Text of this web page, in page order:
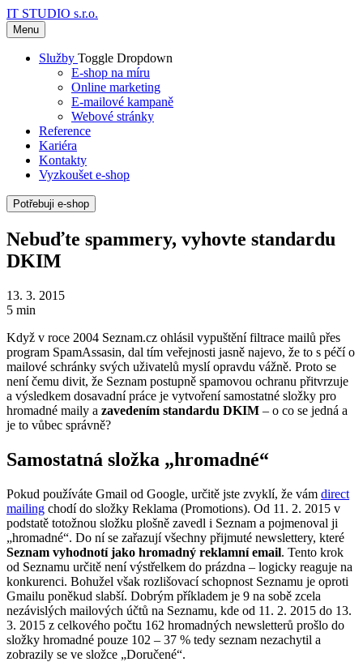
IT STUDIO s.r.o.
Menu
Služby Toggle Dropdown
E-shop na míru
Online marketing
E-mailové kampaně
Webové stránky
Reference
Kariéra
Kontakty
Vyzkoušet e-shop
Potřebuji e-shop
Nebuďte spammery, vyhovte standardu
DKIM
13. 3. 2015
5 min
Když v roce 2004 Seznam.cz ohlásil vypuštění filtrace mailů přes
program SpamAssasin, dal tím veřejnosti jasně najevo, že to s péčí o
mailové schránky svých uživatelů myslí opravdu vážně. Proto se
není čemu divit, že Seznam postupně spamovou ochranu přitvrzuje
a výsledkem dosavadní práce je vytvoření samostatné složky pro
hromadné maily a zavedením standardu DKIM – o co se jedná a
je to vůbec správně?
Samostatná složka „hromadné“
Pokud používáte Gmail od Google, určitě jste zvyklí, že vám direct
mailing chodí do složky Reklama (Promotions). Od 11. 2. 2015 v
podstatě totožnou složku plošně zavedl i Seznam a pojmenoval ji
„hromadné“. Do ní se zařazují všechny přijmuté newslettery, které
Seznam vyhodnotí jako hromadný reklamní email. Tento krok
od Seznamu určitě není výstřelkem do prázdna – logicky reaguje na
konkurenci. Bohužel však rozlišovací schopnost Seznamu je oproti
Gmailu poněkud slabší. Dobrým příkladem je 9 na sobě zcela
nezávislých mailových účtů na Seznamu, kde od 11. 2. 2015 do 13.
3. 2015 z celkového počtu 162 hromadných newsletterů prošlo do
složky hromadné pouze 102 – 37 % tedy seznam nezachytil a
zobrazily se ve složce „Doručené“.